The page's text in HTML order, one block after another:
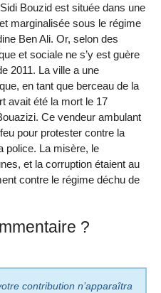
Bouzid est située dans une
marginalisée sous le régime
Ben Ali. Or, selon des
et sociale ne s’y est guère
2011. La ville a une
en tant que berceau de la
avait été la mort le 17
Ce vendeur ambulant
pour protester contre la
police. La misère, le
et la corruption étaient au
contre le régime déchu de
?
contribution n’apparaîtra